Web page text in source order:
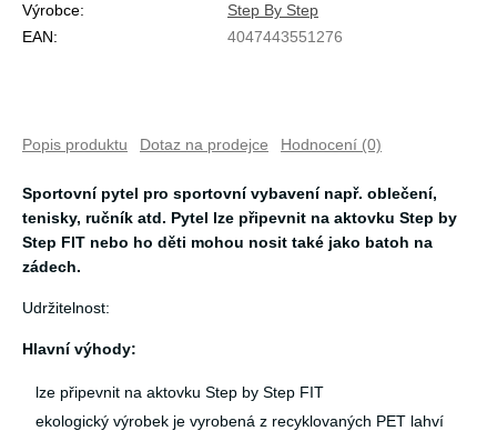
Výrobce:
Step By Step
EAN:
4047443551276
Popis produktu Dotaz na prodejce Hodnocení (0)
Sportovní pytel pro sportovní vybavení např. oblečení,
tenisky, ručník atd. Pytel lze připevnit na aktovku Step by
Step FIT nebo ho děti mohou nosit také jako batoh na
zádech.
Udržitelnost:
Hlavní výhody:
lze připevnit na aktovku Step by Step FIT
ekologický výrobek je vyrobená z recyklovaných PET lahví